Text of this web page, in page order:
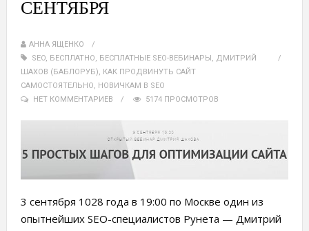
СЕНТЯБРЯ
АННА ЯЩЕНКО
SEO, БЕСПЛАТНО, БЕСПЛАТНЫЕ SEO-ВЕБИНАРЫ, ДМИТРИЙ
ШАХОВ (БАБЛОРУБ), КАК ПРОДВИНУТЬ САЙТ
САМОСТОЯТЕЛЬНО, НОВИЧКАМ В SEO
НЕТ КОММЕНТАРИЕВ
5174 ПРОСМОТРОВ
3 сентября 1028 года в 19:00 по Москве один из
опытнейших SEO-специалистов Рунета — Дмитрий